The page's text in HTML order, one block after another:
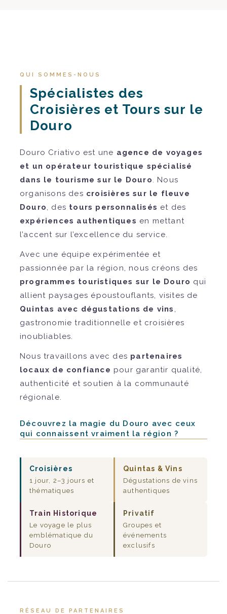
QUI SOMMES-NOUS
Spécialistes des
Croisières et Tours sur le
Douro
Douro Criativo est une agence de voyages
et un opérateur touristique spécialisé
dans le tourisme sur le Douro. Nous
organisons des croisières sur le fleuve
Douro, des tours personnalisés et des
expériences authentiques en mettant
l’accent sur l’excellence du service.
Avec une équipe expérimentée et
passionnée par la région, nous créons des
programmes touristiques sur le Douro qui
allient paysages époustouflants, visites de
Quintas avec dégustations de vins ,
gastronomie traditionnelle et croisières
inoubliables.
Nous travaillons avec des partenaires
locaux de confiance pour garantir qualité,
authenticité et soutien à la communauté
régionale.
Découvrez la magie du Douro avec ceux
qui connaissent vraiment la région ?
Croisières
1 jour, 2–3 jours et
thématiques
Quintas & Vins
Dégustations de vins
authentiques
Train Historique
Le voyage le plus
emblématique du
Douro
Privatif
Groupes et
événements
exclusifs
RÉSEAU DE PARTENAIRES